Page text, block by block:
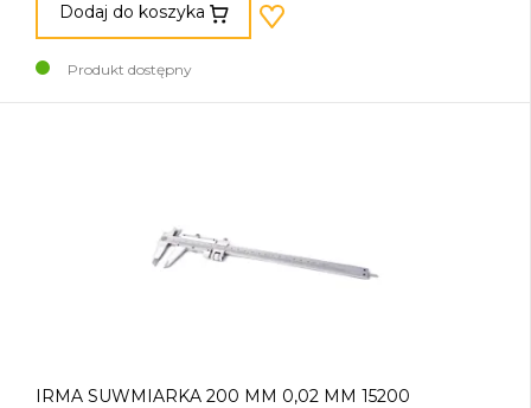
Dodaj do koszyka
Produkt dostępny
IRMA SUWMIARKA 200 MM 0,02 MM 15200